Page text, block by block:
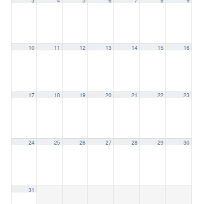
10 11 12 13 14 15 16
17 18 19 20 21 22 23
24 25 26 27 28 29 30
31